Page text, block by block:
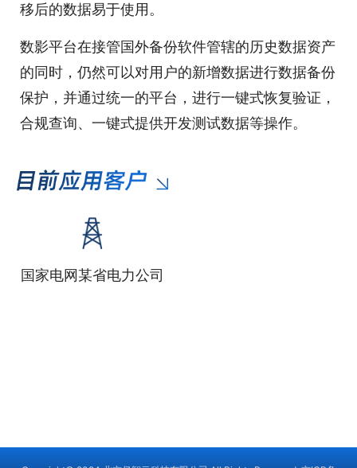
移后的数据易于使用。
数影平台在接管国外备份软件管辖的历史数据资产
的同时，仍然可以对用户的新增数据进行数据备份
保护，并通过统一的平台，进行一键式恢复验证，
合规查询、一键式提供开发测试数据等操作。
国家电网某省电力公司